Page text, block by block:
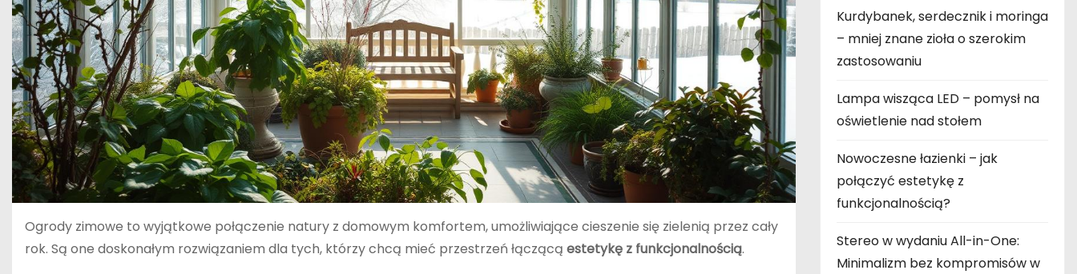
Ogrody zimowe to wyjątkowe połączenie natury z domowym komfortem, umożliwiające cieszenie się zielenią przez cały
rok. Są one doskonałym rozwiązaniem dla tych, którzy chcą mieć przestrzeń łączącą estetykę z funkcjonalnością.
Kurdybanek, serdecznik i moringa
– mniej znane zioła o szerokim
zastosowaniu
Lampa wisząca LED – pomysł na
oświetlenie nad stołem
Nowoczesne łazienki – jak
połączyć estetykę z
funkcjonalnością?
Stereo w wydaniu All-in-One:
Minimalizm bez kompromisów w